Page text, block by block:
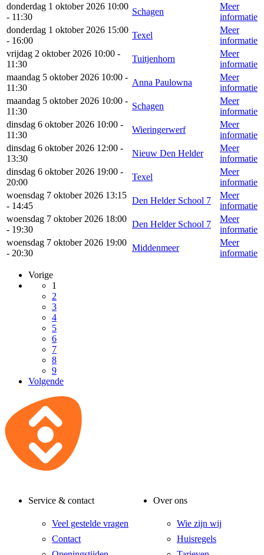
donderdag 1 oktober 2026 10:00
- 11:30
Schagen
Meer
informatie
donderdag 1 oktober 2026 15:00
- 16:00
Texel
Meer
informatie
vrijdag 2 oktober 2026 10:00 -
11:30
Tuitjenhorn
Meer
informatie
maandag 5 oktober 2026 10:00 -
11:30
Anna Paulowna
Meer
informatie
maandag 5 oktober 2026 10:00 -
11:30
Schagen
Meer
informatie
dinsdag 6 oktober 2026 10:00 -
11:30
Wieringerwerf
Meer
informatie
dinsdag 6 oktober 2026 12:00 -
13:30
Nieuw Den Helder
Meer
informatie
dinsdag 6 oktober 2026 19:00 -
20:00
Texel
Meer
informatie
woensdag 7 oktober 2026 13:15
- 14:45
Den Helder School 7
Meer
informatie
woensdag 7 oktober 2026 18:00
- 19:30
Den Helder School 7
Meer
informatie
woensdag 7 oktober 2026 19:00
- 20:30
Middenmeer
Meer
informatie
Vorige
1
2
3
4
5
6
7
8
9
Volgende
Service & contact
Veel gestelde vragen
Contact
Over ons
Wie zijn wij
Huisregels